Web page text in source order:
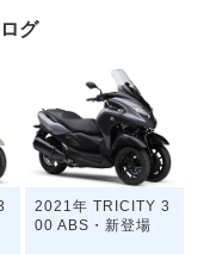
グ
2021年 TRICITY 3
00 ABS・新登場